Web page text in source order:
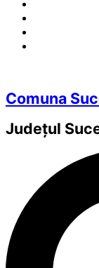
Comuna
Județul